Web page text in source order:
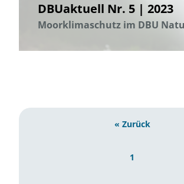
DBUaktuell Nr. 5 | 2023
Moorklimaschutz im DBU
« Zurück
1